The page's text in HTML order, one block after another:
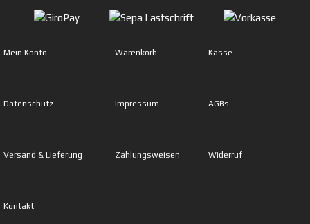
Mein Konto Warenkorb Kasse
Datenschutz Impressum AGBs
Versand & Lieferung Zahlungsweisen Widerruf
Kontakt